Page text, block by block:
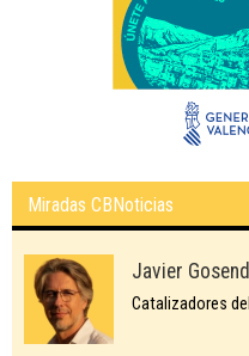
Miradas CBNoticias
Javier
Catalizadores